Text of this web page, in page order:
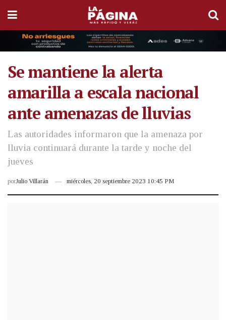
Se mantiene la alerta
amarilla a escala nacional
ante amenazas de lluvias
Las autoridades informaron que la amenaza por
lluvia continuará durante la tarde y noche del
jueves
porJulio Villarán miércoles, 20 septiembre 2023 10:45 PM